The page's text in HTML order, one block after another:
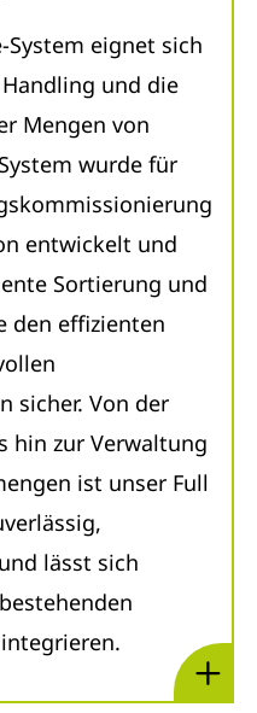
System eignet sich
und die
Mengen von
wurde für
entwickelt und
Sortierung und
den effizienten
sicher. Von der
hin zur Verwaltung
ist unser Full
lässt sich